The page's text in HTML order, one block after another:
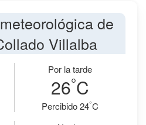
de
Villalba
Por la tarde
26°C
Percibido 24°C